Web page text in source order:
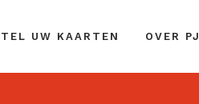
UW KAARTEN OVER PJ